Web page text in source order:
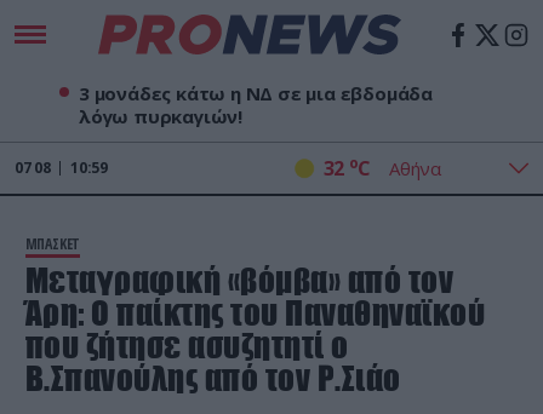
3 μονάδες κάτω η ΝΔ σε μια εβδομάδα
λόγω πυρκαγιών!
07 08 10:59 32 oC
ΜΠΑΣΚΕΤ
Μεταγραφική «βόμβα» από τον
Άρη: Ο παίκτης του Παναθηναϊκού
που ζήτησε ασυζητητί ο
Β.Σπανούλης από τον Ρ.Σιάο